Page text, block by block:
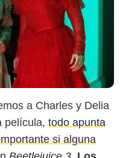
a Charles y Delia
película, todo apunta
si alguna